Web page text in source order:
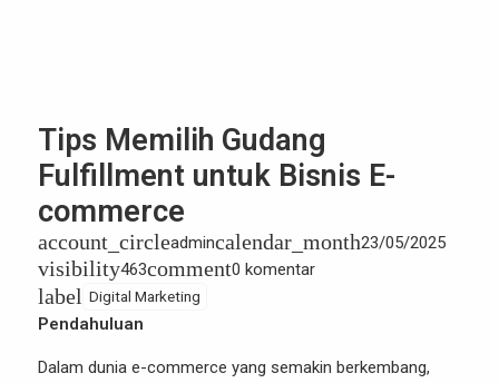
Tips Memilih Gudang
Fulfillment untuk Bisnis E-
commerce
account_circleadmincalendar_month23/05/2025
visibility463comment0 komentar
label Digital Marketing
Pendahuluan
Dalam dunia e-commerce yang semakin berkembang,